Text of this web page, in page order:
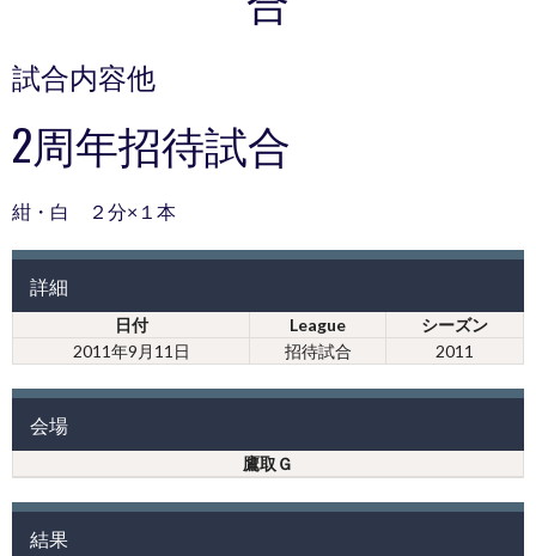
試合内容他
2周年招待試合
紺・白 ２分×１本
詳細
日付 League
シーズン
2011年9月11日
招待試合 2011
会場
鷹取Ｇ
結果